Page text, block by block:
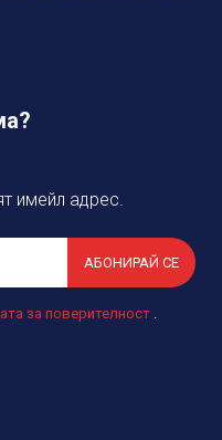
имейл адрес.
АБОНИРАЙ СЕ
за поверителност